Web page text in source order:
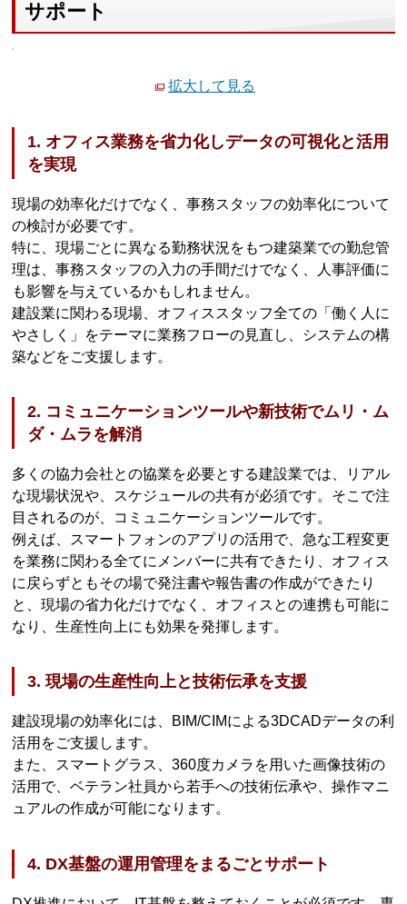
サポート
拡大して見る
1. オフィス業務を省力化しデータの可視化と活用
を実現
現場の効率化だけでなく、事務スタッフの効率化について
の検討が必要です。
特に、現場ごとに異なる勤務状況をもつ建築業での勤怠管
理は、事務スタッフの入力の手間だけでなく、人事評価に
も影響を与えているかもしれません。
建設業に関わる現場、オフィススタッフ全ての「働く人に
やさしく」をテーマに業務フローの見直し、システムの構
築などをご支援します。
2. コミュニケーションツールや新技術でムリ・ム
ダ・ムラを解消
多くの協力会社との協業を必要とする建設業では、リアル
な現場状況や、スケジュールの共有が必須です。そこで注
目されるのが、コミュニケーションツールです。
例えば、スマートフォンのアプリの活用で、急な工程変更
を業務に関わる全てにメンバーに共有できたり、オフィス
に戻らずともその場で発注書や報告書の作成ができたり
と、現場の省力化だけでなく、オフィスとの連携も可能に
なり、生産性向上にも効果を発揮します。
3. 現場の生産性向上と技術伝承を支援
建設現場の効率化には、BIM/CIMによる3DCADデータの利
活用をご支援します。
また、スマートグラス、360度カメラを用いた画像技術の
活用で、ベテラン社員から若手への技術伝承や、操作マニ
ュアルの作成が可能になります。
4. DX基盤の運用管理をまるごとサポート